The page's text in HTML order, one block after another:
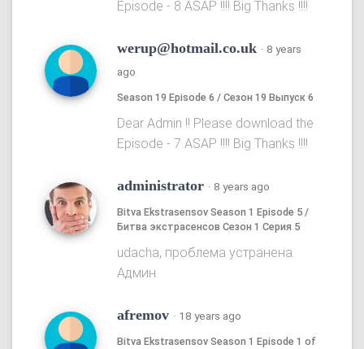
Episode - 8 ASAP !!!! Big Thanks !!!!
werup@hotmail.co.uk · 8 years
ago
Season 19 Episode 6 / Сезон 19 Выпуск 6
Dear Admin !! Please download the
Episode - 7 ASAP !!!! Big Thanks !!!!
administrator · 8 years ago
Bitva Ekstrasensov Season 1 Episode 5 /
Битва экстрасенсов Сезон 1 Серия 5
udacha, проблема устранена.
Админ.
afremov · 18 years ago
Bitva Ekstrasensov Season 1 Episode 1 of